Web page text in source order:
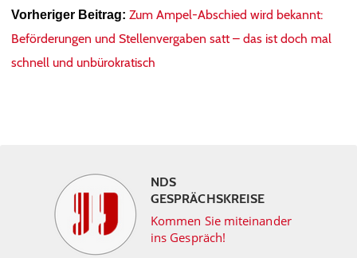
Vorheriger Beitrag: Zum Ampel-Abschied wird bekannt:
Beförderungen und Stellenvergaben satt – das ist doch mal
schnell und unbürokratisch
NDS
GESPRÄCHSKREISE
Kommen Sie miteinander
ins Gespräch!